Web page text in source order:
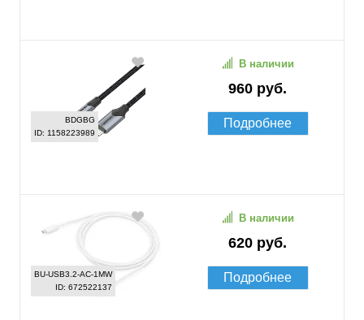
BDGBG
ID: 1158223989
960 руб.
В наличии
Подробнее
BU-USB3.2-AC-1MW
ID: 672522137
620 руб.
В наличии
Подробнее